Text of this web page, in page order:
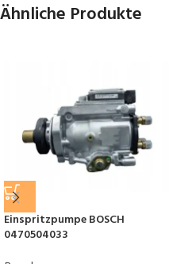
Ähnliche Produkte
Einspritzpumpe BOSCH
0470504033